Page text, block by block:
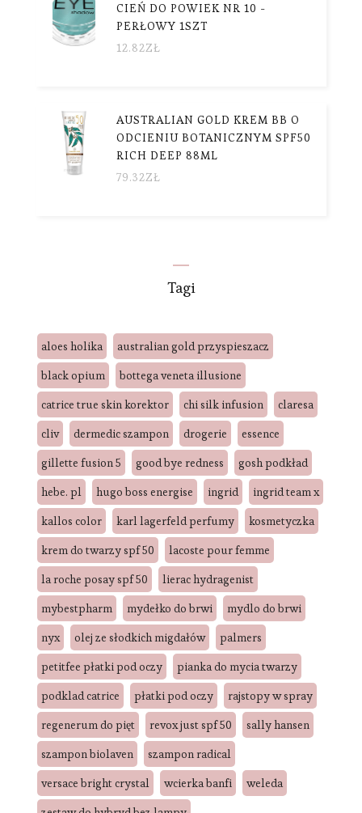
CIEŃ DO POWIEK NR 10 -
PERŁOWY 1SZT
12.82ZŁ
AUSTRALIAN GOLD KREM BB O
ODCIENIU BOTANICZNYM SPF50
RICH DEEP 88ML
79.32ZŁ
Tagi
aloes holika
australian gold przyspieszacz
black opium
bottega veneta illusione
catrice true skin korektor
chi silk infusion
claresa
cliv
dermedic szampon drogerie
essence
gillette fusion 5
good bye redness
gosh podkład
hebe. pl
hugo boss energise ingrid
ingrid team x
kallos color
karl lagerfeld perfumy
kosmetyczka
krem do twarzy spf 50
lacoste pour femme
la roche posay spf 50
lierac hydragenist
mybestpharm
mydełko do brwi
mydlo do brwi
nyx
olej ze słodkich migdałów
palmers
petitfee płatki pod oczy
pianka do mycia twarzy
podklad catrice
płatki pod oczy
rajstopy w spray
regenerum do pięt
revox just spf 50
sally hansen
szampon biolaven
szampon radical
versace bright crystal
wcierka banfi
weleda